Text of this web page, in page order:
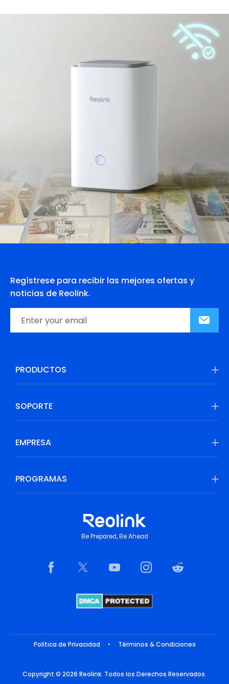
Regístrese para recibir las mejores ofertas y
noticias de Reolink.
PRODUCTOS
SOPORTE
EMPRESA
PROGRAMAS
Be Prepared, Be Ahead
Política de Privacidad • Términos & Condiciones
Copyright © 2026 Reolink. Todos los Derechos Reservados.